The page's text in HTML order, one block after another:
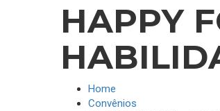
HAPPY
Home
Convênios